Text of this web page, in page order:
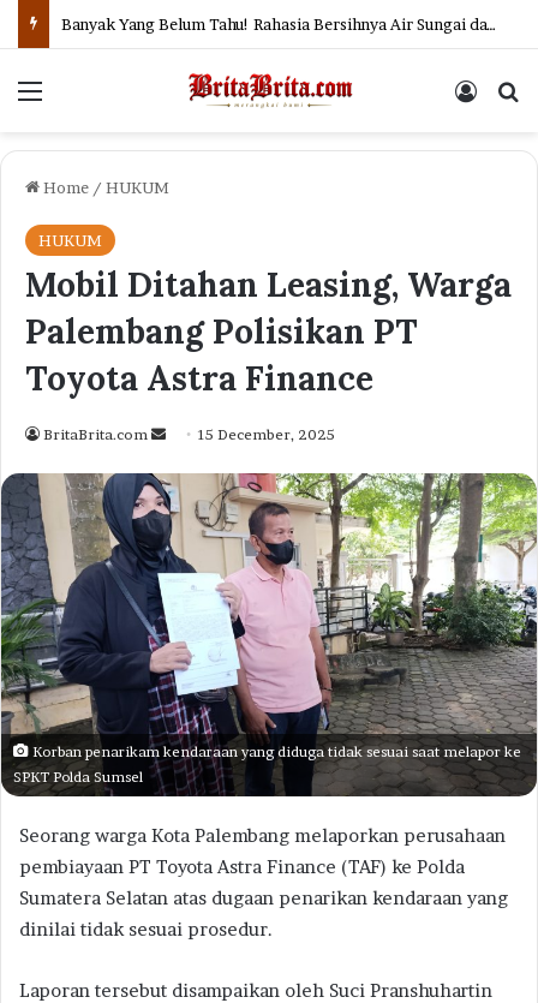
Banyak Yang Belum Tahu! Rahasia Bersihnya Air Sungai dan Selokan di Jepang
Menu Log In
Home / HUKUM
HUKUM
Mobil Ditahan Leasing, Warga
Palembang Polisikan PT
Toyota Astra Finance
BritaBrita.com
Send
email
15 December, 2025
Korban penarikam kendaraan yang diduga tidak sesuai saat melapor ke
SPKT Polda Sumsel
Seorang warga Kota Palembang melaporkan perusahaan
pembiayaan PT Toyota Astra Finance (TAF) ke Polda
Sumatera Selatan atas dugaan penarikan kendaraan yang
dinilai tidak sesuai prosedur.
Laporan tersebut disampaikan oleh Suci Pranshuhartin